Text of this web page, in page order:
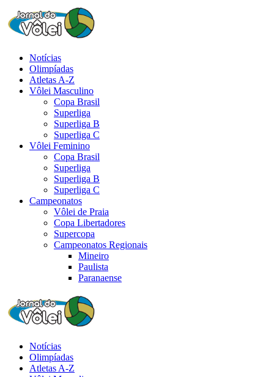
Notícias
Olimpíadas
Atletas A-Z
Vôlei Masculino
Copa Brasil
Superliga
Superliga B
Superliga C
Vôlei Feminino
Copa Brasil
Superliga
Superliga B
Superliga C
Campeonatos
Vôlei de Praia
Copa Libertadores
Supercopa
Campeonatos Regionais
Mineiro
Paulista
Paranaense
Notícias
Olimpíadas
Atletas A-Z